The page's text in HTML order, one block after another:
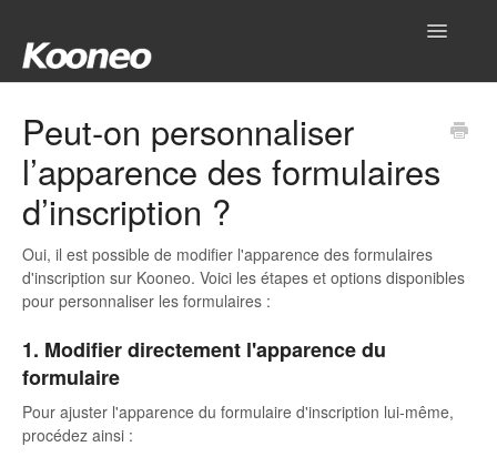
Toggle
Réglages
Produits
Gestionnaire
Peut-on personnaliser
l’apparence des formulaires
d’inscription ?
Oui, il est possible de modifier l'apparence des formulaires
d'inscription sur Kooneo. Voici les étapes et options disponibles
pour personnaliser les formulaires :
1. Modifier directement l'apparence du
formulaire
Pour ajuster l'apparence du formulaire d'inscription lui-même,
procédez ainsi :